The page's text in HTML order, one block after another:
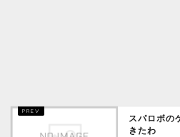
スパロボの
きたわ